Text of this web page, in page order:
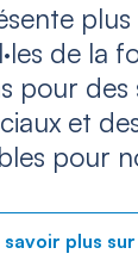
de la
pour des
et
pour
savoir plus sur